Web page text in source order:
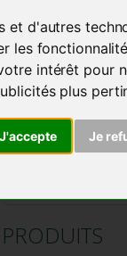
et d'autres
les
intérêt pour
plus
J'accepte Je
certains pays
PRODUITS